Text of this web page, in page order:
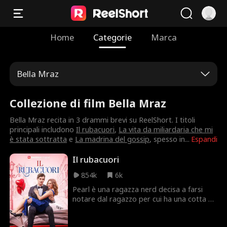
Home Categorie Marca
Bella Mraz
Collezione di film Bella Mraz
Espandi
Bella Mraz recita in 3 drammi brevi su ReelShort. I titoli
principali includonoIl rubacuori, La vita da miliardaria che mi
è stata sottratta e La madrina del gossip, spesso in...
Il rubacuori
854k
6k
Pearl è una ragazza nerd decisa a farsi
notare dal ragazzo per cui ha una cotta da